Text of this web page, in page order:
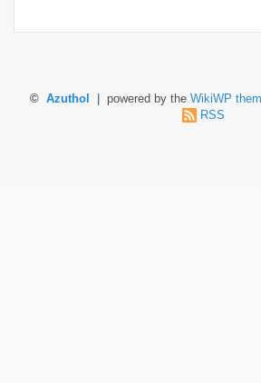
© Azuthol | powered by the WikiWP
RSS